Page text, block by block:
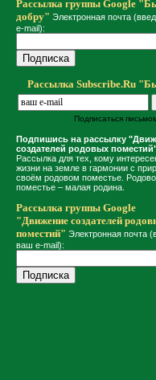
Рассылка группы Google
добру" Электронная почта
e-mail):
Рассылка Subscribe.Ru
Подписаться
Подпишись на рассылку
создателей родовых
Рассылка для тех, кому
жизни на земле в гармонии с
своём родовом поместье.
поместье – малая родина.
Рассылка группы Google
"Движение создателей
поместий" Электронная почта
ваш e-mail):